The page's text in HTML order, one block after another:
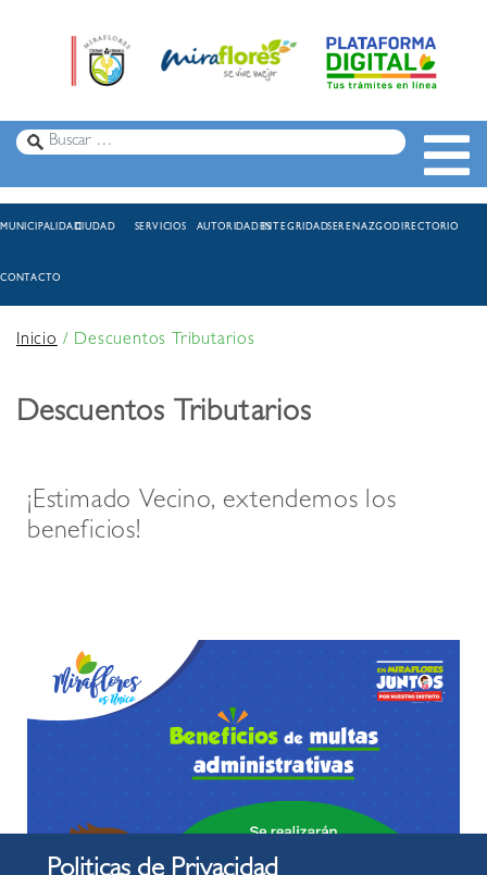
MUNICIPALIDADCIUDAD SERVICIOS AUTORIDADESINTEGRIDADSERENAZGODIRECTORIO
CONTACTO
Inicio/ Descuentos Tributarios
Descuentos Tributarios
¡Estimado Vecino, extendemos los
beneficios!